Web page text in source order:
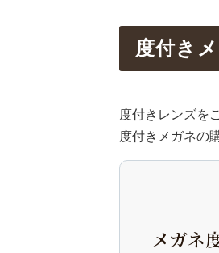
度付き
度付きレンズを
度付きメガネの
メガネ